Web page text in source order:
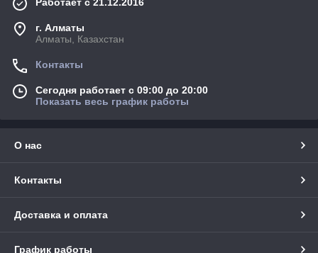
Работает с 21.12.2016
г. Алматы
Алматы, Казахстан
Контакты
Сегодня работает с 09:00 до 20:00
Показать весь график работы
О нас
Контакты
Доставка и оплата
График работы